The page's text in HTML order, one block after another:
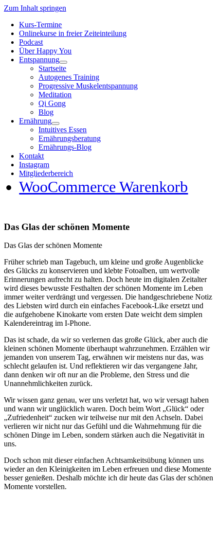
Zum Inhalt springen
Kurs-Termine
Onlinekurse in freier Zeiteinteilung
Podcast
Über Happy You
Entspannung
Startseite
Autogenes Training
Progressive Muskelentspannung
Meditation
Qi Gong
Blog
Ernährung
Intuitives Essen
Ernährungsberatung
Ernährungs-Blog
Kontakt
Instagram
Mitgliederbereich
WooCommerce Warenkorb
Das Glas der schönen Momente
Das Glas der schönen Momente
Früher schrieb man Tagebuch, um kleine und große Augenblicke
des Glücks zu konservieren und klebte Fotoalben, um wertvolle
Erinnerungen aufrecht zu halten. Doch heute im digitalen Zeitalter
wird dieses bewusste Festhalten der schönen Momente im Leben
immer weiter verdrängt und vergessen. Die handgeschriebene Notiz
des Liebsten wird durch ein einfaches Facebook-Like ersetzt und
die aufgehobene Kinokarte vom ersten Date weicht dem simplen
Kalendereintrag im I-Phone.
Das ist schade, da wir so verlernen das große Glück, aber auch die
kleinen schönen Momente überhaupt wahrzunehmen. Erzählen wir
jemanden von unserem Tag, erwähnen wir meistens nur das, was
schlecht gelaufen ist. Und reflektieren wir das vergangene Jahr,
dann denken wir oft nur an die Probleme, den Stress und die
Unannehmlichkeiten zurück.
Wir wissen ganz genau, wer uns verletzt hat, wo wir versagt haben
und wann wir unglücklich waren. Doch beim Wort „Glück“ oder
„Zufriedenheit“ zucken wir teilweise nur mit den Achseln. Dabei
verlieren wir nicht nur das Gefühl und die Wahrnehmung für die
schönen Dinge im Leben, sondern stärken auch die Negativität in
uns.
Doch schon mit dieser einfachen Achtsamkeitsübung können uns
wieder an den Kleinigkeiten im Leben erfreuen und diese Momente
besser genießen. Deshalb möchte ich dir heute das Glas der schönen
Momente vorstellen.